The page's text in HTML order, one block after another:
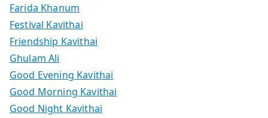
Farida Khanum
Festival Kavithai
Friendship Kavithai
Ghulam Ali
Good Evening Kavithai
Good Morning Kavithai
Good Night Kavithai